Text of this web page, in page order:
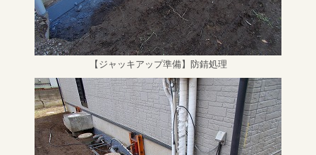
【ジャッキアップ準備】防錆処理